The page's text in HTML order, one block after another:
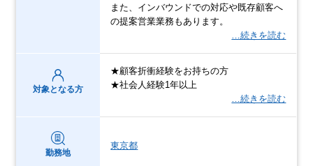
また、インバウンドでの対応や既存顧客へ
の提案営業業務もあります。
…続きを読む
対象となる方
★顧客折衝経験をお持ちの方
★社会人経験1年以上
…続きを読む
勤務地
東京都